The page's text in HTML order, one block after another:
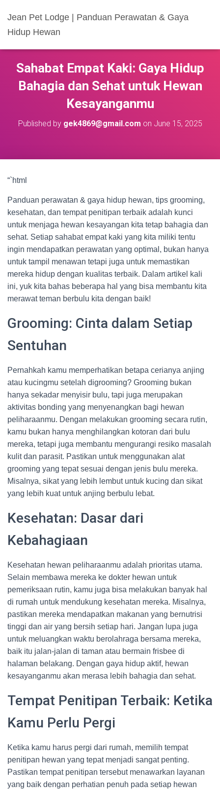
Jean Pet Lodge | Panduan Perawatan & Gaya
Hidup Hewan
Sahabat Empat Kaki: Gaya Hidup
Bahagia dan Sehat untuk Hewan
Kesayanganmu
Published by gek4869@gmail.com on June 15, 2025
“`html
Panduan perawatan & gaya hidup hewan, tips grooming,
kesehatan, dan tempat penitipan terbaik adalah kunci
untuk menjaga hewan kesayangan kita tetap bahagia dan
sehat. Setiap sahabat empat kaki yang kita miliki tentu
ingin mendapatkan perawatan yang optimal, bukan hanya
untuk tampil menawan tetapi juga untuk memastikan
mereka hidup dengan kualitas terbaik. Dalam artikel kali
ini, yuk kita bahas beberapa hal yang bisa membantu kita
merawat teman berbulu kita dengan baik!
Grooming: Cinta dalam Setiap
Sentuhan
Pernahkah kamu memperhatikan betapa cerianya anjing
atau kucingmu setelah digrooming? Grooming bukan
hanya sekadar menyisir bulu, tapi juga merupakan
aktivitas bonding yang menyenangkan bagi hewan
peliharaanmu. Dengan melakukan grooming secara rutin,
kamu bukan hanya menghilangkan kotoran dari bulu
mereka, tetapi juga membantu mengurangi resiko masalah
kulit dan parasit. Pastikan untuk menggunakan alat
grooming yang tepat sesuai dengan jenis bulu mereka.
Misalnya, sikat yang lebih lembut untuk kucing dan sikat
yang lebih kuat untuk anjing berbulu lebat.
Kesehatan: Dasar dari
Kebahagiaan
Kesehatan hewan peliharaanmu adalah prioritas utama.
Selain membawa mereka ke dokter hewan untuk
pemeriksaan rutin, kamu juga bisa melakukan banyak hal
di rumah untuk mendukung kesehatan mereka. Misalnya,
pastikan mereka mendapatkan makanan yang bernutrisi
tinggi dan air yang bersih setiap hari. Jangan lupa juga
untuk meluangkan waktu berolahraga bersama mereka,
baik itu jalan-jalan di taman atau bermain frisbee di
halaman belakang. Dengan gaya hidup aktif, hewan
kesayanganmu akan merasa lebih bahagia dan sehat.
Tempat Penitipan Terbaik: Ketika
Kamu Perlu Pergi
Ketika kamu harus pergi dari rumah, memilih tempat
penitipan hewan yang tepat menjadi sangat penting.
Pastikan tempat penitipan tersebut menawarkan layanan
yang baik dengan perhatian penuh pada setiap hewan